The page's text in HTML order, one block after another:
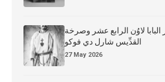
البابا لاوُن الرابع عشر وصرخة
القدِّيس شارل دي فوكو
27 May 2026